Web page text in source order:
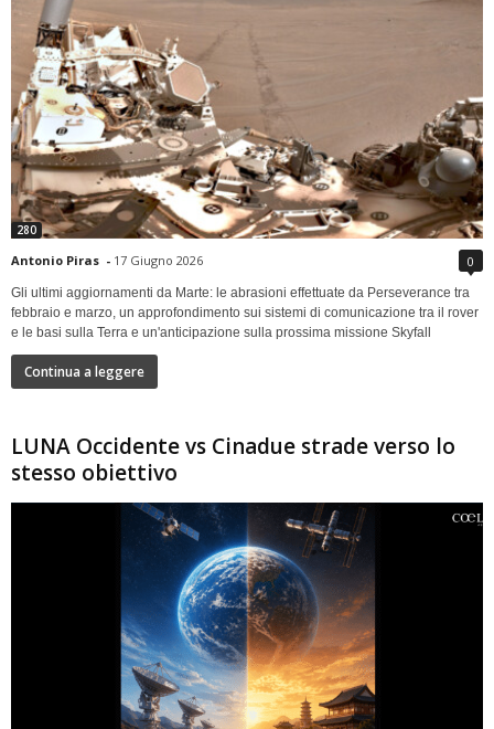
280
Antonio Piras - 17 Giugno 2026 0
Gli ultimi aggiornamenti da Marte: le abrasioni effettuate da Perseverance tra
febbraio e marzo, un approfondimento sui sistemi di comunicazione tra il rover
e le basi sulla Terra e un'anticipazione sulla prossima missione Skyfall
Continua a leggere
LUNA Occidente vs Cinadue strade verso lo
stesso obiettivo